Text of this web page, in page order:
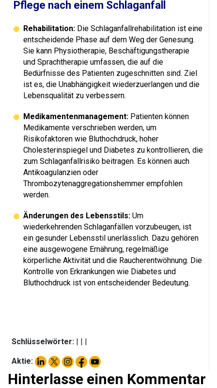
Pflege nach einem Schlaganfall
Rehabilitation: Die Schlaganfallrehabilitation ist eine
entscheidende Phase auf dem Weg der Genesung.
Sie kann Physiotherapie, Beschäftigungstherapie
und Sprachtherapie umfassen, die auf die
Bedürfnisse des Patienten zugeschnitten sind. Ziel
ist es, die Unabhängigkeit wiederzuerlangen und die
Lebensqualität zu verbessern.
Medikamentenmanagement: Patienten können
Medikamente verschrieben werden, um
Risikofaktoren wie Bluthochdruck, hoher
Cholesterinspiegel und Diabetes zu kontrollieren, die
zum Schlaganfallrisiko beitragen. Es können auch
Antikoagulanzien oder
Thrombozytenaggregationshemmer empfohlen
werden.
Änderungen des Lebensstils: Um
wiederkehrenden Schlaganfällen vorzubeugen, ist
ein gesunder Lebensstil unerlässlich. Dazu gehören
eine ausgewogene Ernährung, regelmäßige
körperliche Aktivität und die Raucherentwöhnung. Die
Kontrolle von Erkrankungen wie Diabetes und
Bluthochdruck ist von entscheidender Bedeutung.
Schlüsselwörter: | | |
Aktie:
Hinterlasse einen Kommentar